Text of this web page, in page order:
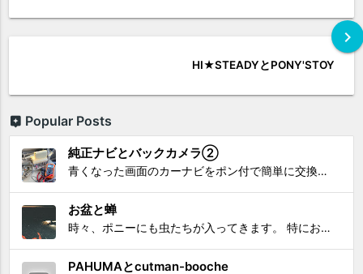
chevron_right
HI★STEADYとPONY'STOY
Popular Posts
純正ナビとバックカメラ②
青くなった画面のカーナビをポン付で簡単に交換、出来ると思っていたら意外と闇多め!!!なDAY①から続く今回は、DAY②。 テスターで調べてみたのだが、結果的にバックカメラからナビ裏まで来てる、配線を見つけることが出来なかった前回。気付けば闇w。 さてさて、この頃のDVDナビ的なT...
お盆と蝉
時々、ポニーにも虫たちが入ってきます。 特にお盆の頃はどの虫かと気になり探してしまう。 今まではキリギリスやすいっちょん、今思えば今年は蝉だったのかな。
PAHUMAとcutman-booche